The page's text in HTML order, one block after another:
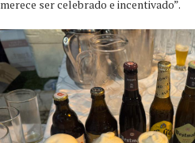
merece ser celebrado e incentivado”.